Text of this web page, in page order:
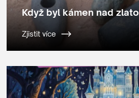
Když byl kámen nad zlato
Zjistit více